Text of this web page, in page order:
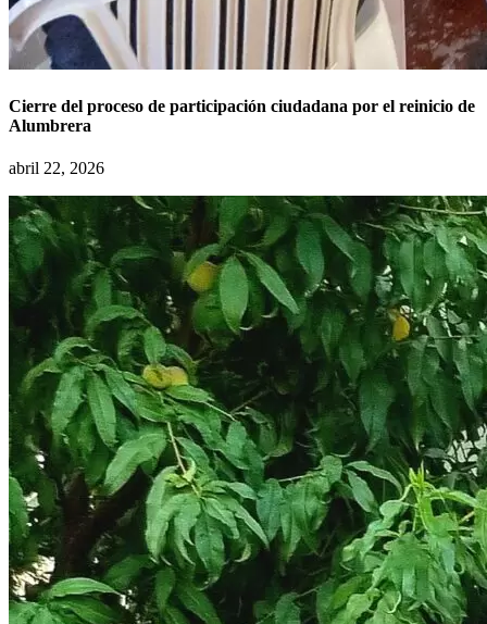
Cierre del proceso de participación ciudadana por el reinicio de
Alumbrera
abril 22, 2026